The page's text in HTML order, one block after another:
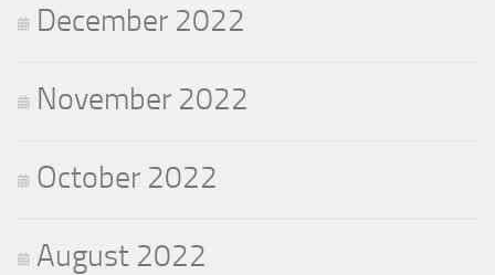
December 2022
November 2022
October 2022
August 2022